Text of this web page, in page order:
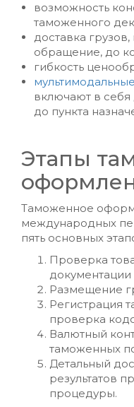
возможность
таможенного
доставка
обращение, до
гибкость
включают в себя
до пункта
Этапы
Таможенное
международных
пять основных
Проверка
документации
Размещение
Регистрация
проверка
Валютный
таможенных
Детальный
результатов
процедуры.